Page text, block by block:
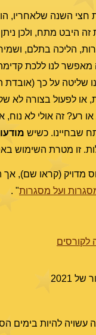
השנה שלאחריו,
זה היבט מתח, ולכן
הליכה בתלם,
מאפשר לנו ללכת
על כך (אובדת
או לפעול בצורה
רע? זה אולי לא
שבחיינו. כשיש
זו מטרת השימוש
מדויק (קראו שם), אך
ועל מסגרות" .
לקורסים
2021
להיות בימים